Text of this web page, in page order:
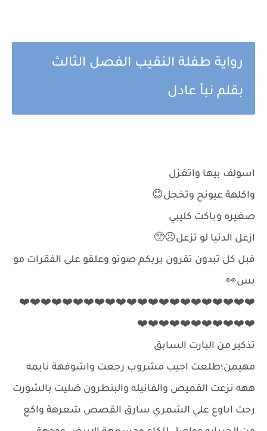
رواية طفلة النقيب الفصل الثالث
بقلم نبأ عادل
اسولف بيها واتغزل
واكلهة عيونج وتخجل😊
صغيره وباكت كليبي
ازعل الدنيا لو تزعل☹️🥺
قبل كل تبدون تقرون بربكم صوتو وعلقو على الفقرات مو
بس👀
❤️❤️❤️❤️❤️❤️❤️❤️❤️❤️❤️❤️❤️❤️❤️❤️❤️❤️❤️❤️❤️❤️
❤️❤️❤️❤️❤️❤️❤️❤️❤️❤️❤️
تذكير من البارت السابق
مهيمن؛طلعت اجيب مشروب رجعت واشوفهة نايمه
ههه نزعت القميص والفانيله والبنطرون ضليت بالشورت
رحت اباوع علي الشمري سارق القصص شعرهة واكع